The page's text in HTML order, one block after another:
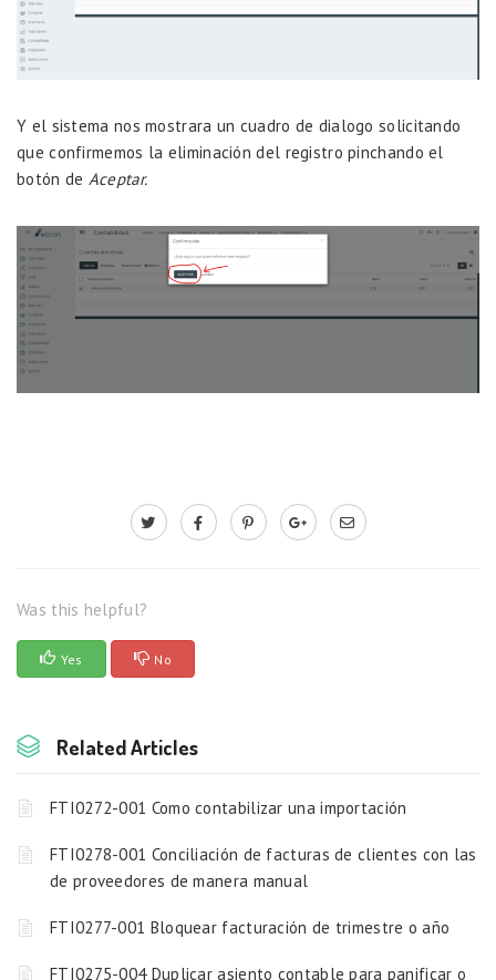
Y el sistema nos mostrara un cuadro de dialogo solicitando
que confirmemos la eliminación del registro pinchando el
botón de Aceptar.
Was this helpful?
Yes No
Related Articles
FTI0272-001 Como contabilizar una importación
FTI0278-001 Conciliación de facturas de clientes con las
de proveedores de manera manual
FTI0277-001 Bloquear facturación de trimestre o año
FTI0275-004 Duplicar asiento contable para panificar o